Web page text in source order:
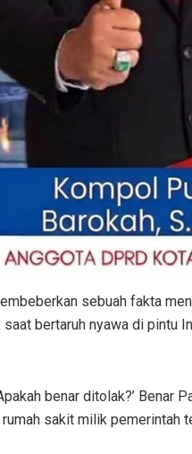
sebuah fakta
bertaruh nyawa di pintu
benar ditolak?’ Benar
sakit milik pemerintah